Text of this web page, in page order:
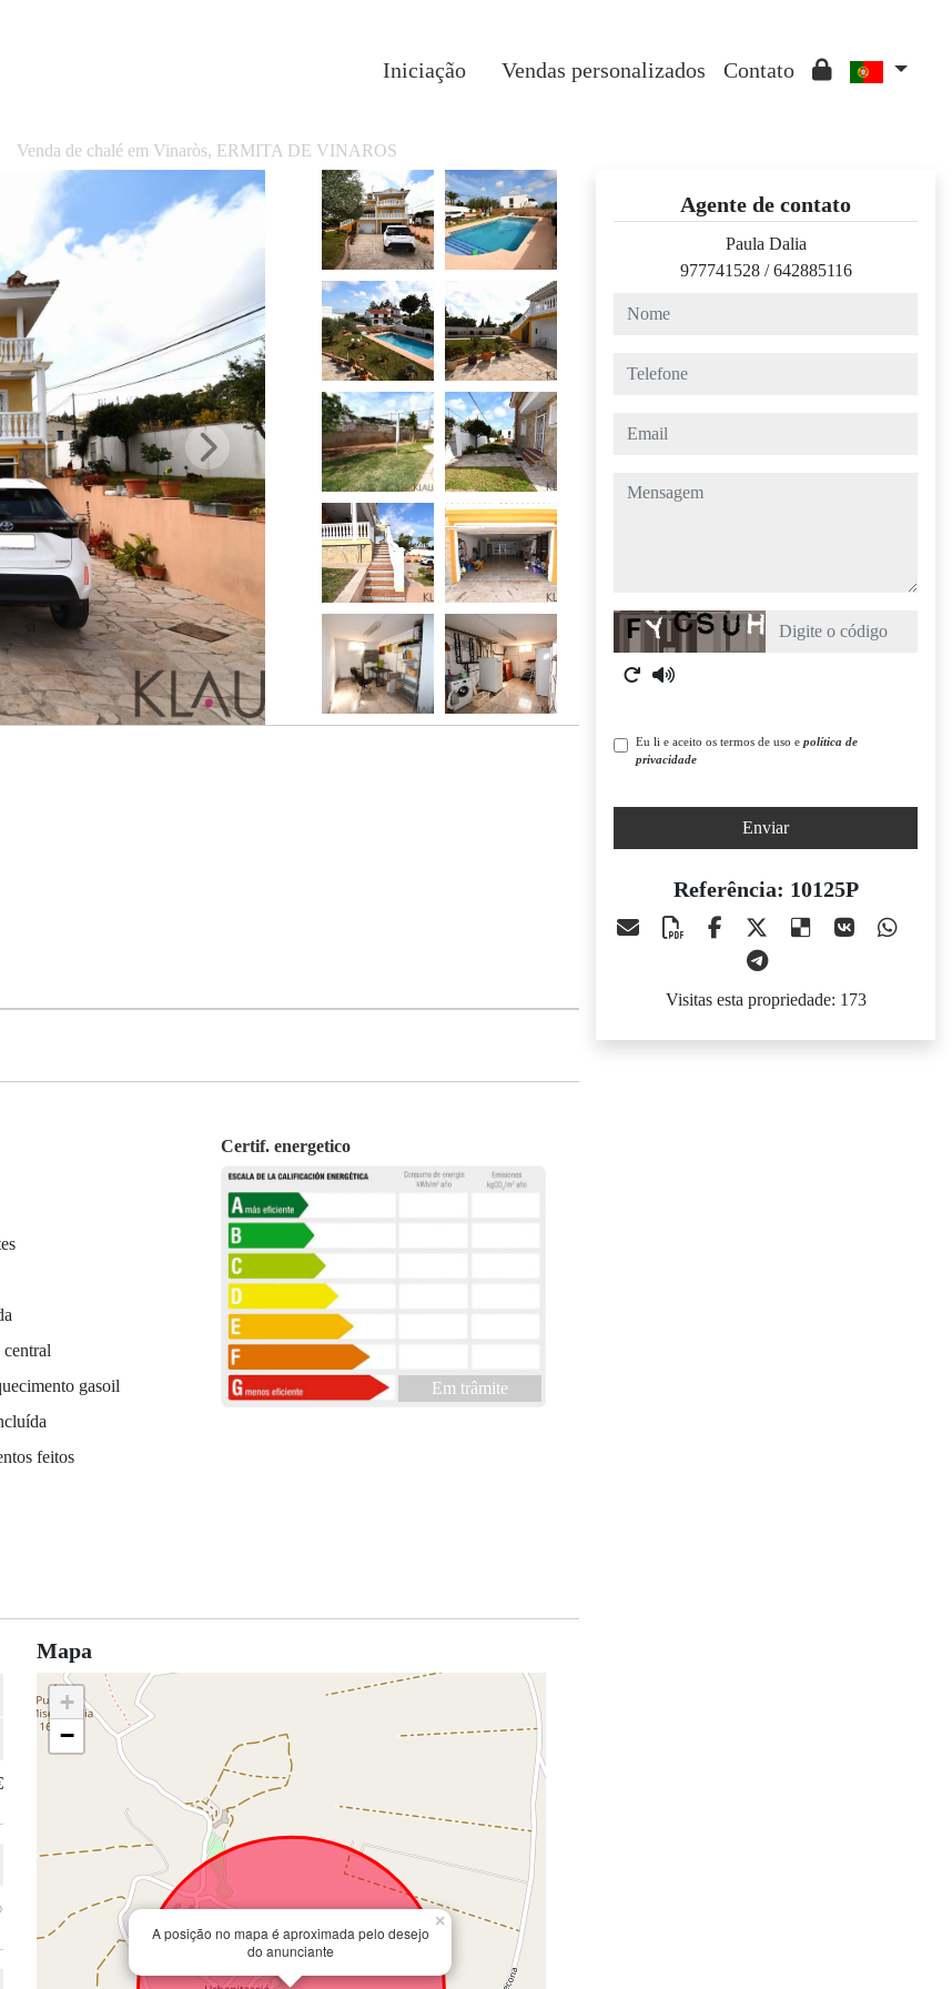
Iniciação Vendas personalizados Contato
Venda de chalé em Vinaròs, ERMITA DE VINAROS
gasoil
feitos
Certif. energetico
Em trâmite
Mapa
A posição no mapa é aproximada pelo desejo
do anunciante
×
+
−
Agente de contato
Paula Dalia
977741528 /642885116
nome
telefone
email
mensagem
Captcha
Eu li e aceito os termos de uso e política de
privacidade
Enviar
Referência: 10125P
Visitas esta propriedade: 173